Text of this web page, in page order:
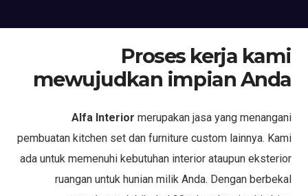
Proses kerja kami
mewujudkan impian Anda
Alfa Interior merupakan jasa yang menangani
pembuatan kitchen set dan furniture custom lainnya. Kami
ada untuk memenuhi kebutuhan interior ataupun eksterior
ruangan untuk hunian milik Anda. Dengan berbekal